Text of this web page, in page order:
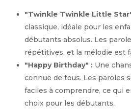
"Twinkle Twinkle Little
classique, idéale pour les
débutants absolus. Les
répétitives, et la mélodie est
"Happy Birthday" :Une
connue de tous. Les paroles
faciles à comprendre, ce qui
choix pour les débutants.